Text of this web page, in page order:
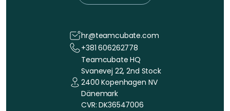
hr@teamcubate.com
+381 606262778
Teamcubate HQ
Svanevej 22, 2nd Stock
2400 Kopenhagen NV
Dänemark
CVR: DK36547006